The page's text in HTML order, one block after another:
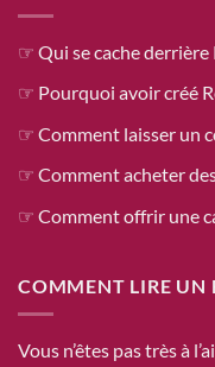
☞ Qui se cache derrière
☞ Pourquoi avoir créé
☞ Comment laisser un
☞ Comment acheter
☞ Comment offrir une
COMMENT LIRE UN
Vous n’êtes pas très à